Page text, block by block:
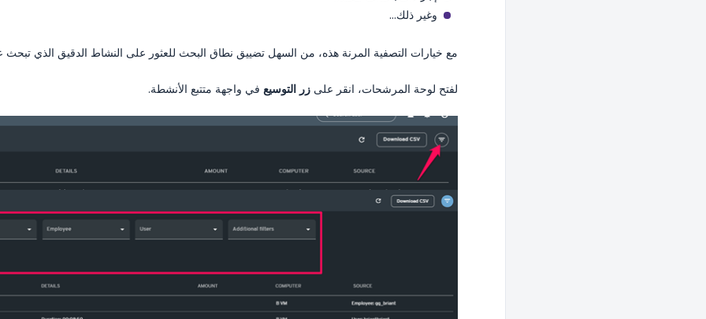
وغير ذلك...
مع خيارات التصفية المرنة هذه، من السهل تضييق نطاق البحث للعثور على النشاط الدقيق الذي تبحث
لفتح لوحة المرشحات، انقر على زر التوسيع في واجهة متتبع الأنشطة.